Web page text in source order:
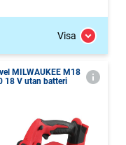
Visa
MILWAUKEE M18
18 V utan batteri